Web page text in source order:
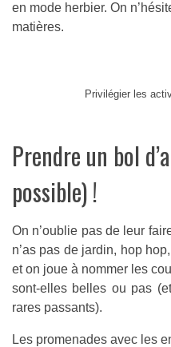
en mode herbier. On
matières.
Privilégier les
Prendre un bol
possible) !
On n’oublie pas de leur
n’as pas de jardin, hop
et on joue à nommer les
sont-elles belles ou pas
rares passants).
Les promenades avec les